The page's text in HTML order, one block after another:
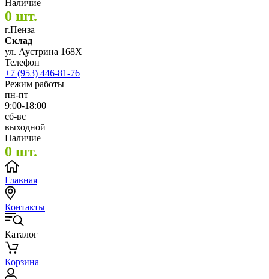
Наличие
0 шт.
г.Пенза
Склад
ул. Аустрина 168Х
Телефон
+7 (953) 446-81-76
Режим работы
пн-пт
9:00-18:00
сб-вс
выходной
Наличие
0 шт.
Главная
Контакты
Каталог
Корзина